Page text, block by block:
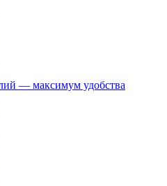
— максимум удобства